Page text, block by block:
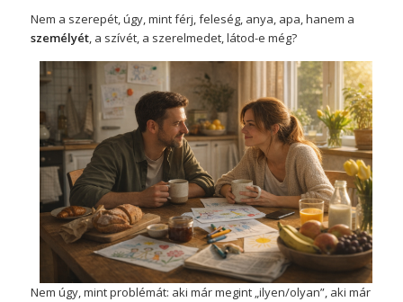
Nem a szerepét, úgy, mint férj, feleség, anya, apa, hanem a
személyét, a szívét, a szerelmedet, látod-e még?
Nem úgy, mint problémát: aki már megint „ilyen/olyan”, aki már